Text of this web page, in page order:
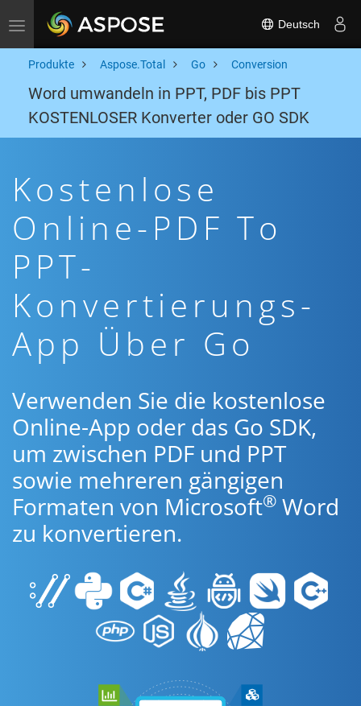
Toggle navigation Deutsch
Produkte Aspose.Total Go Conversion
Word umwandeln in PPT, PDF bis PPT
KOSTENLOSER Konverter oder GO SDK
Kostenlose
Online-PDF To
PPT-
Konvertierungs-
App Über Go
Verwenden Sie die kostenlose
Online-App oder das Go SDK,
um zwischen PDF und PPT
sowie mehreren gängigen
Formaten von Microsoft® Word
zu konvertieren.